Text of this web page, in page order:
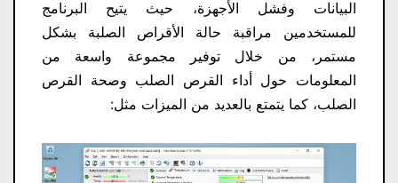
البيانات وفشل الأجهزة، حيث يتيح البرنامج
للمستخدمين مراقبة حالة الأقراص الصلبة بشكل
مستمر، من خلال توفير مجموعة واسعة من
المعلومات حول أداء القرص الصلب وصحة القرص
الصلب، كما يتمتع بالعديد من الميزات مثل: